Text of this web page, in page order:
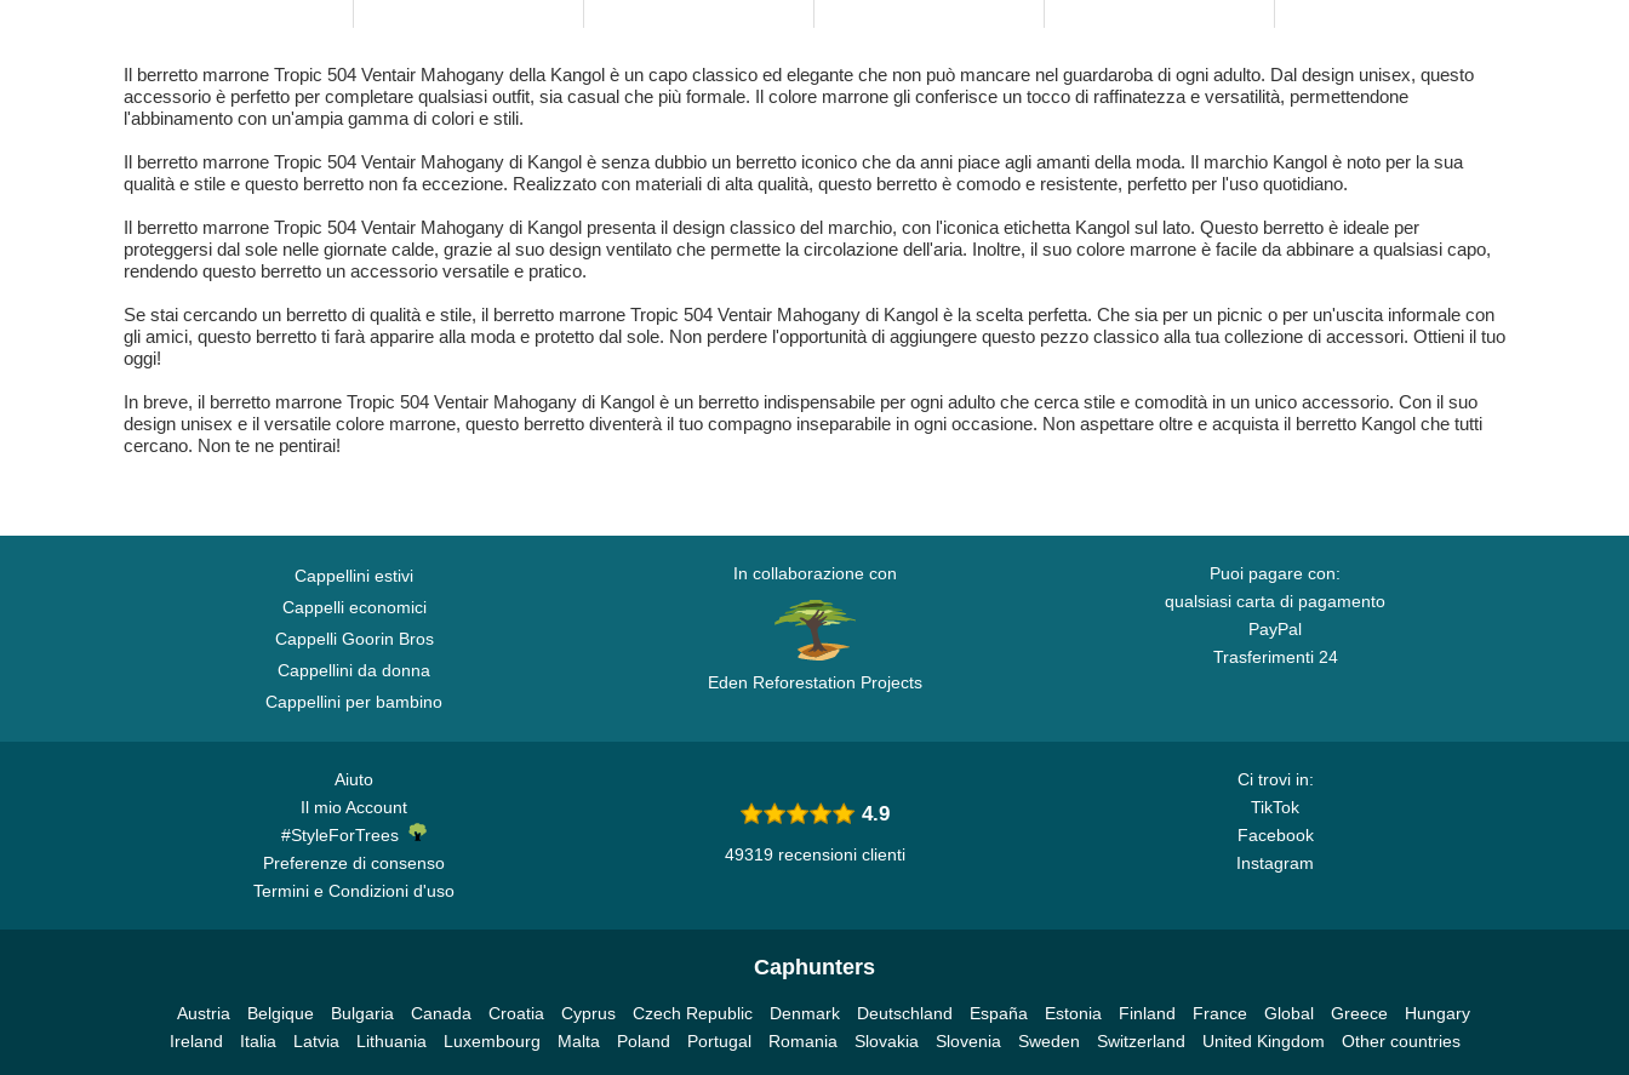
Il berretto marrone Tropic 504 Ventair Mahogany della Kangol è un capo classico ed elegante che non può mancare nel guardaroba di ogni adulto. Dal design unisex, questo
accessorio è perfetto per completare qualsiasi outfit, sia casual che più formale. Il colore marrone gli conferisce un tocco di raffinatezza e versatilità, permettendone
l'abbinamento con un'ampia gamma di colori e stili.
Il berretto marrone Tropic 504 Ventair Mahogany di Kangol è senza dubbio un berretto iconico che da anni piace agli amanti della moda. Il marchio Kangol è noto per la sua
qualità e stile e questo berretto non fa eccezione. Realizzato con materiali di alta qualità, questo berretto è comodo e resistente, perfetto per l'uso quotidiano.
Il berretto marrone Tropic 504 Ventair Mahogany di Kangol presenta il design classico del marchio, con l'iconica etichetta Kangol sul lato. Questo berretto è ideale per
proteggersi dal sole nelle giornate calde, grazie al suo design ventilato che permette la circolazione dell'aria. Inoltre, il suo colore marrone è facile da abbinare a qualsiasi capo,
rendendo questo berretto un accessorio versatile e pratico.
Se stai cercando un berretto di qualità e stile, il berretto marrone Tropic 504 Ventair Mahogany di Kangol è la scelta perfetta. Che sia per un picnic o per un'uscita informale con
gli amici, questo berretto ti farà apparire alla moda e protetto dal sole. Non perdere l'opportunità di aggiungere questo pezzo classico alla tua collezione di accessori. Ottieni il tuo
oggi!
In breve, il berretto marrone Tropic 504 Ventair Mahogany di Kangol è un berretto indispensabile per ogni adulto che cerca stile e comodità in un unico accessorio. Con il suo
design unisex e il versatile colore marrone, questo berretto diventerà il tuo compagno inseparabile in ogni occasione. Non aspettare oltre e acquista il berretto Kangol che tutti
cercano. Non te ne pentirai!
Cappellini estivi
Cappelli economici
Cappelli Goorin Bros
Cappellini da donna
Cappellini per bambino
In collaborazione con
Eden Reforestation Projects
Puoi pagare con:
qualsiasi carta di pagamento
PayPal
Trasferimenti 24
Aiuto
Il mio Account
#StyleForTrees
Preferenze di consenso
Termini e Condizioni d'uso
Ci trovi in:
TikTok
Facebook
Instagram
4.9
49319 recensioni clienti
Caphunters
Austria Belgique Bulgaria Canada Croatia Cyprus Czech Republic Denmark Deutschland España Estonia Finland France Global Greece
Hungary
Ireland
Italia Latvia Lithuania Luxembourg Malta Poland Portugal Romania Slovakia Slovenia Sweden Switzerland United Kingdom Other countries